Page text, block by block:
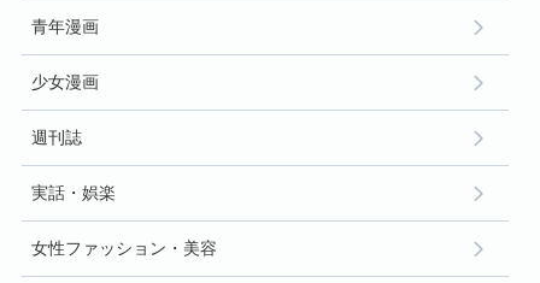
青年漫画
少女漫画
週刊誌
実話・娯楽
女性ファッション・美容